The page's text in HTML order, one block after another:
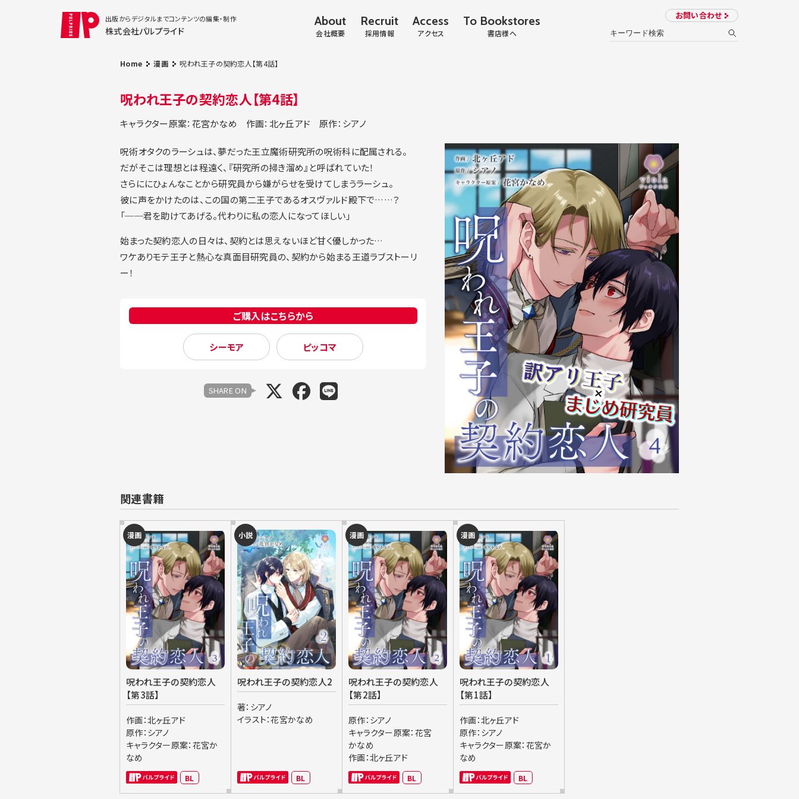
出版からデジタルまでコンテンツの編集・制作
株式会社パルプライド
About
会社概要
Recruit
採用情報
Access
アクセス
To Bookstores
書店様へ
お問い合わせ
Home 漫画 呪われ王子の契約恋人【第4話】
呪われ王子の契約恋人【第4話】
キャラクター原案：花宮かなめ 作画：北ヶ丘アド 原作：シアノ
呪術オタクのラーシュは、夢だった王立魔術研究所の呪術科に配属される。
だがそこは理想とは程遠く、『研究所の掃き溜め』と呼ばれていた！
さらににひょんなことから研究員から嫌がらせを受けてしまうラーシュ。
彼に声をかけたのは、この国の第二王子であるオスヴァルド殿下で……？
「──君を助けてあげる。代わりに私の恋人になってほしい」
始まった契約恋人の日々は、契約とは思えないほど甘く優しかった…
ワケありモテ王子と熱心な真面目研究員の、契約から始まる王道ラブストーリ
ー！
ご購入はこちらから
シーモア ピッコマ
SHARE ON
関連書籍
漫画
呪われ王子の契約恋人
【第3話】
作画：北ヶ丘アド
原作：シアノ
キャラクター原案：花宮か
なめ
BL
小説
呪われ王子の契約恋人2
著：シアノ
イラスト：花宮かなめ
BL
漫画
呪われ王子の契約恋人
【第2話】
原作：シアノ
キャラクター原案：花宮
かなめ
作画：北ヶ丘アド
BL
漫画
呪われ王子の契約恋人
【第1話】
作画：北ヶ丘アド
原作：シアノ
キャラクター原案：花宮か
なめ
BL